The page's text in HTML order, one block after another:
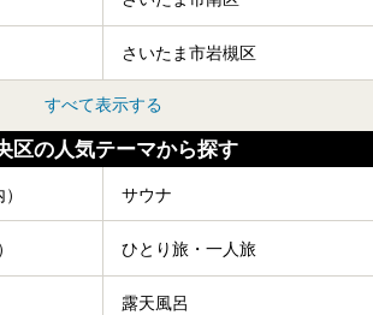
さいたま市岩槻区
すべて表示する
区の人気テーマから探す
サウナ
ひとり旅・一人旅
露天風呂